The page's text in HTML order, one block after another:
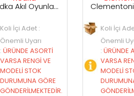
Clementoni İlk Keşiflerim İnsan Anatomisi 64297
Koli İçi Adet : 6
Önemli Uyarı
:ÜRÜNDE ASORTİ
VARSA RENGİ VE
MODELİ STOK
DURUMUNA GÖRE
GÖNDERİLMEKTEDİR.